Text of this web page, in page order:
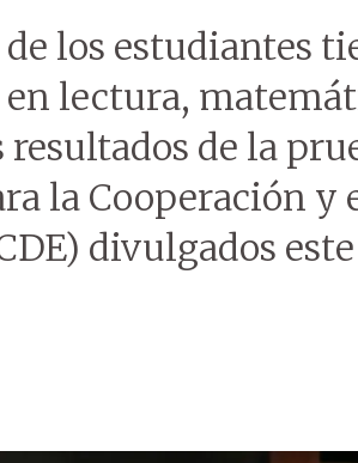
los estudiantes
lectura,
de la
la Cooperación y
divulgados